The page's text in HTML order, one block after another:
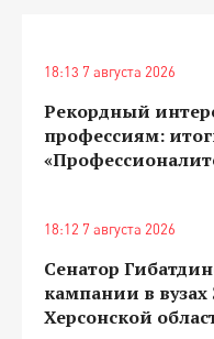
18:13 7 августа 2026
Рекордный
профессиям:
18:12 7 августа 2026
Сенатор
кампании в
Херсонской